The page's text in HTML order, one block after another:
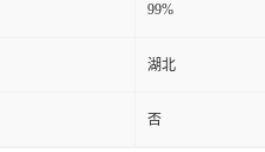
99%
湖北
否